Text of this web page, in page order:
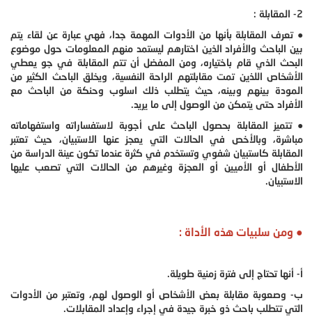
2- المقابلة :
● تعرف المقابلة بأنها من الأدوات المهمة جدا، فهي عبارة عن لقاء يتم
بين الباحث والأفراد الذين اختارهم ليستمد منهم المعلومات حول موضوع
البحث الذي قام باختياره، ومن المفضل أن تتم المقابلة في جو يعطي
الأشخاص اللذين تمت مقابلتهم الراحة النفسية، ويخلق الباحث الكثير من
المودة بينهم وبينه، حيث يتطلب ذلك اسلوب وحنكة من الباحث مع
الأفراد حتى يتمكن من الوصول إلى ما يريد.
● تتميز المقابلة بحصول الباحث على أجوبة لاستفساراته واستفهاماته
مباشرة، وبالأخص في الحالات التي يعجز عنها الاستبيان، حيث تعتبر
المقابلة كاستبيان شفوي وتستخدم في كثرة عندما تكون عينة الدراسة من
الأطفال أو الأميين أو العجزة وغيرهم من الحالات التي تصعب عليها
الاستبيان.
● ومن سلبيات هذه الأداة :
أ- أنها تحتاج إلى فترة زمنية طويلة.
ب- وصعوبة مقابلة بعض الأشخاص أو الوصول لهم، وتعتبر من الأدوات
التي تتطلب باحث ذو خبرة جيدة في إجراء وإعداد المقابلات.